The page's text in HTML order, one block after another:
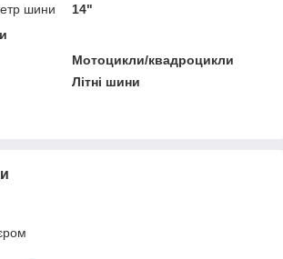
шини
14"
Мотоцикли/квадроцикли
Літні шини